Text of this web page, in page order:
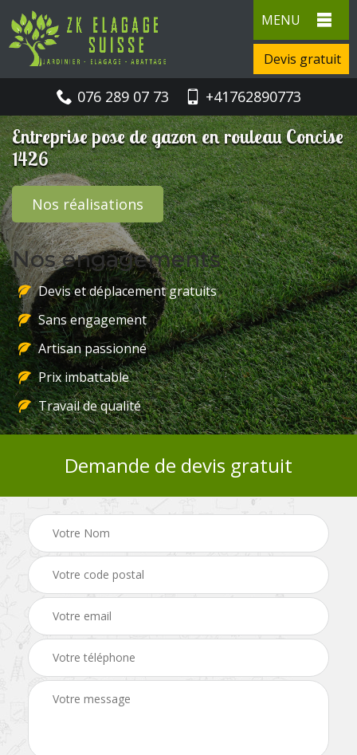
MENU
Devis gratuit
076 289 07 73 +41762890773
Entreprise pose de gazon en rouleau Concise
1426
Nos réalisations
Nos engagements
Devis et déplacement gratuits
Sans engagement
Artisan passionné
Prix imbattable
Travail de qualité
Demande de devis gratuit